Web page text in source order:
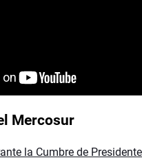
Mercosur
la Cumbre de